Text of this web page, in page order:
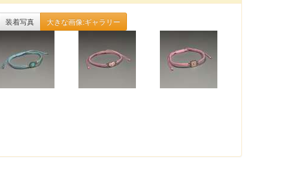
装着写真 大きな画像:ギャラリー